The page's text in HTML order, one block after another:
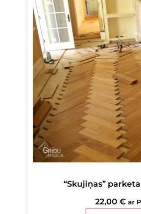
“Skujiņas”
22,00 € ar